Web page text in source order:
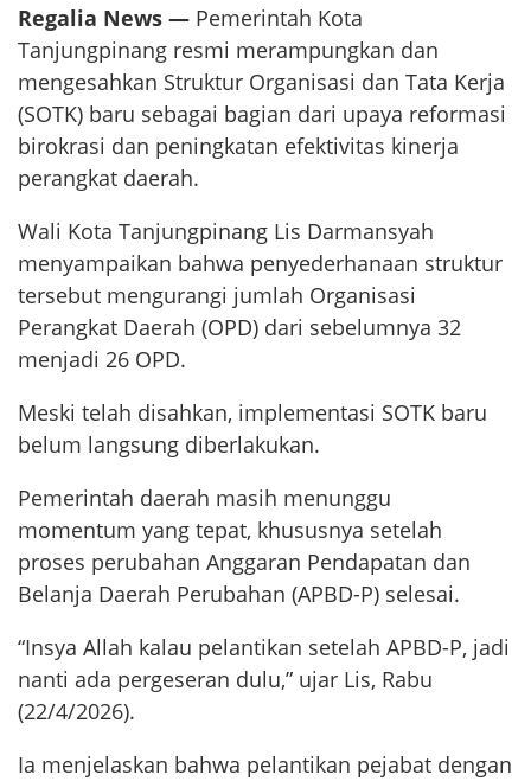
Regalia News — Pemerintah Kota
Tanjungpinang resmi merampungkan dan
mengesahkan Struktur Organisasi dan Tata Kerja
(SOTK) baru sebagai bagian dari upaya reformasi
birokrasi dan peningkatan efektivitas kinerja
perangkat daerah.
Wali Kota Tanjungpinang Lis Darmansyah
menyampaikan bahwa penyederhanaan struktur
tersebut mengurangi jumlah Organisasi
Perangkat Daerah (OPD) dari sebelumnya 32
menjadi 26 OPD.
Meski telah disahkan, implementasi SOTK baru
belum langsung diberlakukan.
Pemerintah daerah masih menunggu
momentum yang tepat, khususnya setelah
proses perubahan Anggaran Pendapatan dan
Belanja Daerah Perubahan (APBD-P) selesai.
“Insya Allah kalau pelantikan setelah APBD-P, jadi
nanti ada pergeseran dulu,” ujar Lis, Rabu
(22/4/2026).
Ia menjelaskan bahwa pelantikan pejabat dengan